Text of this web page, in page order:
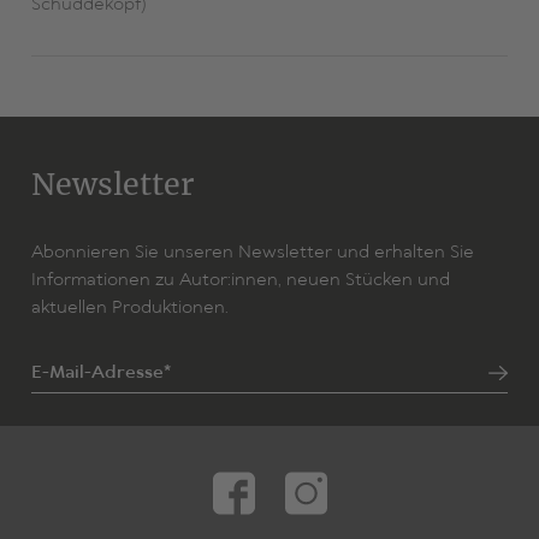
Schüddekopf)
Newsletter
Abonnieren Sie unseren Newsletter und erhalten Sie
Informationen zu Autor:innen, neuen Stücken und
aktuellen Produktionen.
E-Mail-Adresse*